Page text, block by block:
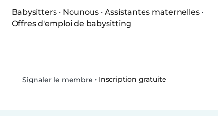
Babysitters · Nounous · Assistantes maternelles ·
Offres d'emploi de babysitting
Signaler le membre • Inscription gratuite